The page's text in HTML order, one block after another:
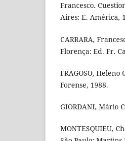
Francesco.
Aires: E. América,
CARRARA,
Florença: Ed. Fr.
FRAGOSO,
Forense, 1988.
GIORDANI, Mário
MONTESQUIEU,